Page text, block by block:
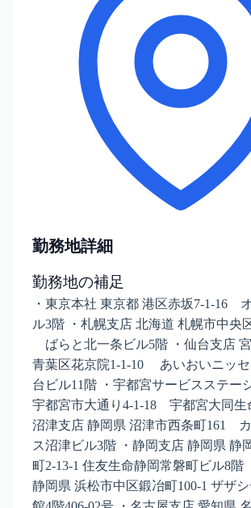
勤務地詳細
勤務地の補足
・東京本社 東京都 港区赤坂7-1-16
ル3階 ・札幌支店 北海道 札幌市中央
ばらと北一条ビル5階 ・仙台支店
青葉区花京院1-1-10 あいおいニッ
台ビル11階 ・宇都宮サービスステー
宇都宮市大通り4-1-18 宇都宮大同生
沼津支店 静岡県 沼津市西条町161
ス沼津ビル3階 ・静岡支店 静岡県 静
町2-13-1 住友生命静岡常磐町ビル8階
静岡県 浜松市中区鍛冶町100-1 ザザ